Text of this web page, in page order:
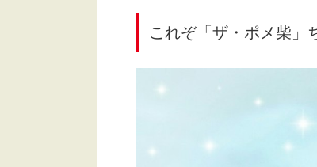
これぞ「ザ・ポメ柴